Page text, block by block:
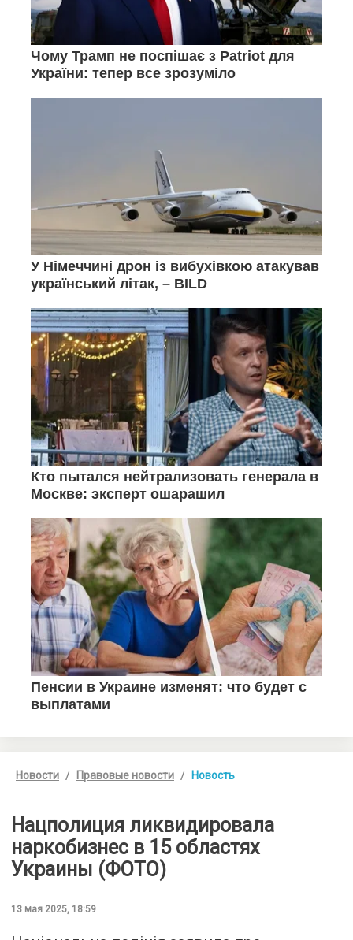
Новости Правовые новости Новость
Нацполиция ликвидировала
наркобизнес в 15 областях
Украины (ФОТО)
13 мая 2025, 18:59